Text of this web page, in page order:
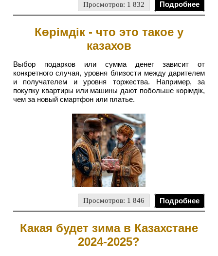
Просмотров: 1 832 Подробнее
Көрімдік - что это такое у
казахов
Выбор подарков или сумма денег зависит от
конкретного случая, уровня близости между дарителем
и получателем и уровня торжества. Например, за
покупку квартиры или машины дают побольше көрімдік,
чем за новый смартфон или платье.
Просмотров: 1 846 Подробнее
Какая будет зима в Казахстане
2024-2025?